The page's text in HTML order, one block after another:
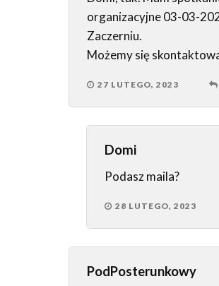
organizacyjne 03-03-
Zaczerniu.
Możemy się
27 LUTEGO, 2023
Domi
Podasz maila?
28 LUTEGO, 2023
PodPosterunkowy